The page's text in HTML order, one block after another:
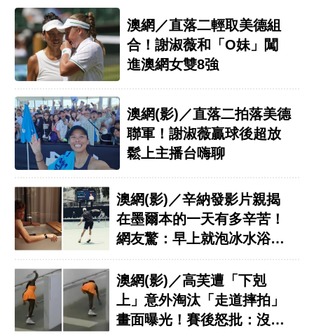
澳網／直落二輕取美德組
合！謝淑薇和「O妹」闖
進澳網女雙8強
澳網(影)／直落二拍落美德
聯軍！謝淑薇贏球後超放
鬆上主播台嗨聊
澳網(影)／辛納發影片親揭
在墨爾本的一天有多辛苦！
網友驚：早上就泡冰水浴太
澳網(影)／高芙遭「下剋
上」意外淘汰「走道摔拍」
畫面曝光！賽後怒批：沒必